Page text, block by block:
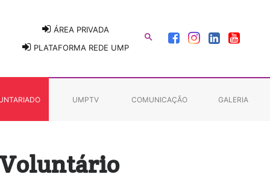
ÁREA PRIVADA
PLATAFORMA REDE UMP

UMPTV COMUNICAÇÃO GALERIA